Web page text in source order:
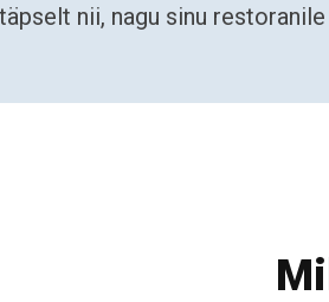
nii, nagu sinu